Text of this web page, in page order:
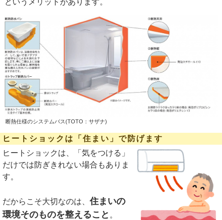
断熱仕様のシステムバス(TOTO：サザナ)
ヒートショックは「住まい」で防げます
ヒートショックは、「気をつける」
だけでは防ぎきれない場合もありま
す。
だからこそ大切なのは、住まいの
環境そのものを整えること 。